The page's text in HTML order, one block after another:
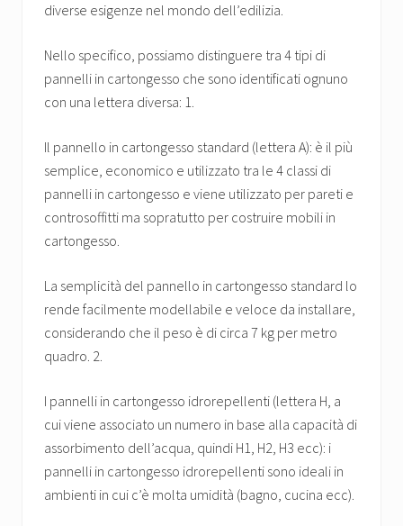
diverse esigenze nel mondo dell’edilizia.
Nello specifico, possiamo distinguere tra 4 tipi di
pannelli in cartongesso che sono identificati ognuno
con una lettera diversa: 1.
Il pannello in cartongesso standard (lettera A): è il più
semplice, economico e utilizzato tra le 4 classi di
pannelli in cartongesso e viene utilizzato per pareti e
controsoffitti ma sopratutto per costruire mobili in
cartongesso.
La semplicità del pannello in cartongesso standard lo
rende facilmente modellabile e veloce da installare,
considerando che il peso è di circa 7 kg per metro
quadro. 2.
I pannelli in cartongesso idrorepellenti (lettera H, a
cui viene associato un numero in base alla capacità di
assorbimento dell’acqua, quindi H1, H2, H3 ecc): i
pannelli in cartongesso idrorepellenti sono ideali in
ambienti in cui c’è molta umidità (bagno, cucina ecc).